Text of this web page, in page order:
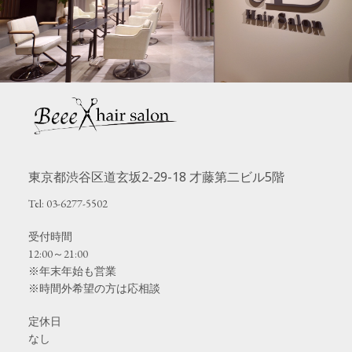
東京都渋谷区道玄坂2-29-18 才藤第二ビル5階
Tel: 03-6277-5502
受付時間
12:00～21:00
※年末年始も営業
※時間外希望の方は応相談
定休日
なし